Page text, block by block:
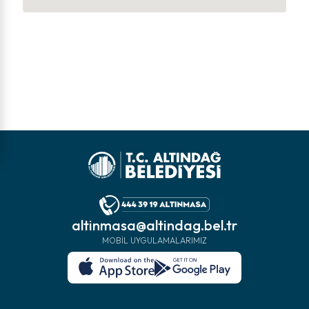
altinmasa@altindag.bel.tr
MOBIL UYGULAMALARIMIZ